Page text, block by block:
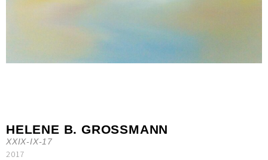
HELENE B. GROSSMANN
XXIX-IX-17
2017